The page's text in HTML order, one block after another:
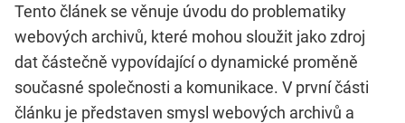
Tento článek se věnuje úvodu do problematiky
webových archivů, které mohou sloužit jako zdroj
dat částečně vypovídající o dynamické proměně
současné společnosti a komunikace. V první části
článku je představen smysl webových archivů a